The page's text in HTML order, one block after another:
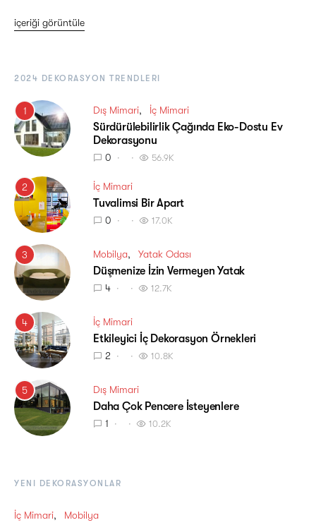
içeriği görüntüle
2024 DEKORASYON TRENDLERI
1 Dış Mimari İç Mimari
Sürdürülebilirlik Çağında Eko-Dostu Ev
Dekorasyonu
0 56.9K
2 İç Mimari
Tuvalimsi Bir Apart
0 17.0K
3 Mobilya Yatak Odası
Düşmenize İzin Vermeyen Yatak
4 12.7K
4 İç Mimari
Etkileyici İç Dekorasyon Örnekleri
2 10.8K
5 Dış Mimari
Daha Çok Pencere İsteyenlere
1 10.2K
YENI DEKORASYONLAR
İç Mimari Mobilya